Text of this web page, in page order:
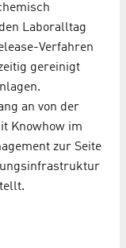
Laboralltag
Verfahren
gereinigt
an von der
Knowhow im
zur Seite